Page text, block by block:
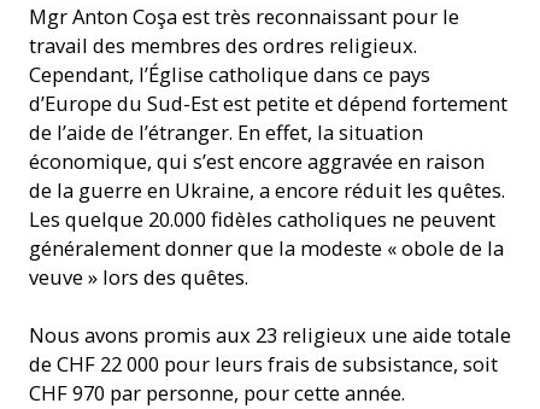
Mgr Anton Coşa est très reconnaissant pour le
travail des membres des ordres religieux.
Cependant, l’Église catholique dans ce pays
d’Europe du Sud-Est est petite et dépend fortement
de l’aide de l’étranger. En effet, la situation
économique, qui s’est encore aggravée en raison
de la guerre en Ukraine, a encore réduit les quêtes.
Les quelque 20.000 fidèles catholiques ne peuvent
généralement donner que la modeste « obole de la
veuve » lors des quêtes.
Nous avons promis aux 23 religieux une aide totale
de CHF 22 000 pour leurs frais de subsistance, soit
CHF 970 par personne, pour cette année.